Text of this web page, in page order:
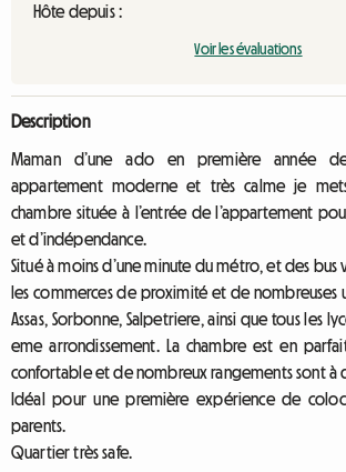
Hôte depuis :
Voir les évaluations
Description
Maman d’une ado en première année
appartement moderne et très calme je
chambre située à l’entrée de l’appartement
et d’indépendance.
Situé à moins d’une minute du métro, et des bus
les commerces de proximité et de nombreuses
Assas, Sorbonne, Salpetriere, ainsi que tous les
eme arrondissement. La chambre est en
confortable et de nombreux rangements sont à
Idéal pour une première expérience de
parents.
Quartier très safe.